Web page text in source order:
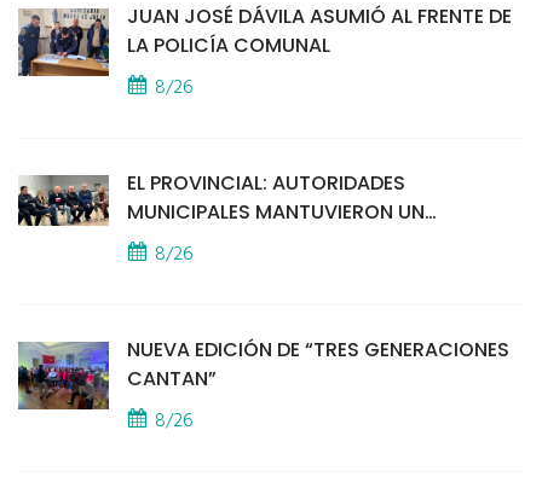
JUAN JOSÉ DÁVILA ASUMIÓ AL FRENTE DE
LA POLICÍA COMUNAL
8/26
EL PROVINCIAL: AUTORIDADES
MUNICIPALES MANTUVIERON UN
ENCUENTRO CON VECINOS POR LA
SEGURIDAD
8/26
NUEVA EDICIÓN DE “TRES GENERACIONES
CANTAN”
8/26